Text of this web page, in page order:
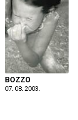
BOZZO
07. 08. 2003.